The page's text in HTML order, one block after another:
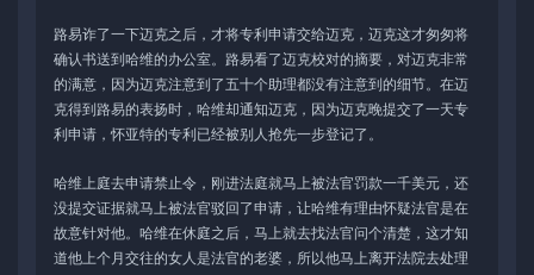
路易诈了一下迈克之后，才将专利申请交给迈克，迈克这才匆匆将
确认书送到哈维的办公室。路易看了迈克校对的摘要，对迈克非常
的满意，因为迈克注意到了五十个助理都没有注意到的细节。在迈
克得到路易的表扬时，哈维却通知迈克，因为迈克晚提交了一天专
利申请，怀亚特的专利已经被别人抢先一步登记了。
哈维上庭去申请禁止令，刚进法庭就马上被法官罚款一千美元，还
没提交证据就马上被法官驳回了申请，让哈维有理由怀疑法官是在
故意针对他。哈维在休庭之后，马上就去找法官问个清楚，这才知
道他上个月交往的女人是法官的老婆，所以他马上离开法院去处理